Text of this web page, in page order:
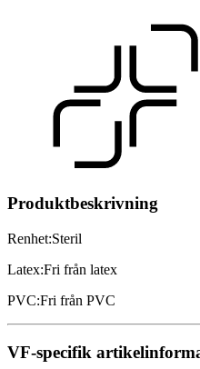
Produktbeskrivning
Renhet:Steril
Latex:Fri från latex
PVC:Fri från PVC
VF-specifik